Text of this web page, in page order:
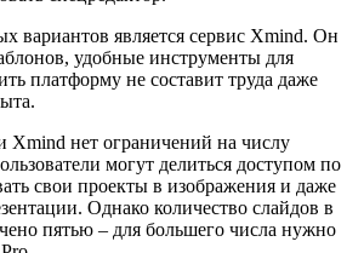
вариантов является сервис Xmind. Он
удобные инструменты для
платформу не составит труда даже
Xmind нет ограничений на числу
могут делиться доступом по
свои проекты в изображения и даже
Однако количество слайдов в
пятью – для большего числа нужно